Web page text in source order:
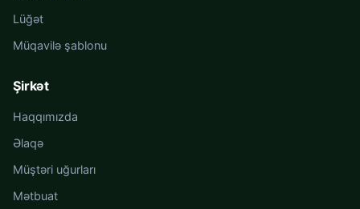
Lüğət
Müqavilə şablonu
Şirkət
Haqqımızda
Əlaqə
Müştəri uğurları
Mətbuat